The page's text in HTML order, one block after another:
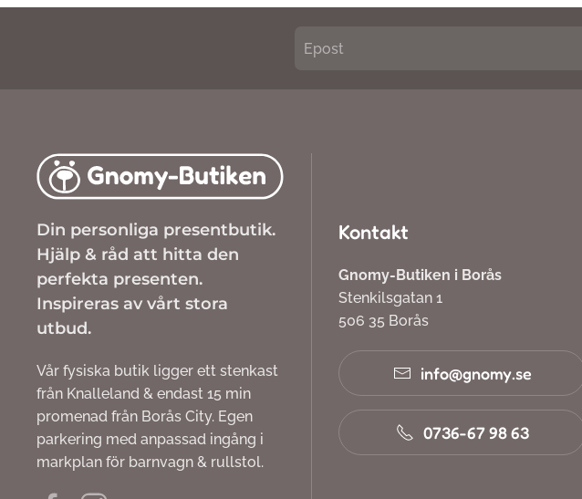
Din personliga presentbutik.
Hjälp & råd att hitta den
perfekta presenten.
Inspireras av vårt stora
utbud.
Vår fysiska butik ligger ett stenkast
från Knalleland & endast 15 min
promenad från Borås City. Egen
parkering med anpassad ingång i
markplan för barnvagn & rullstol.
Kontakt
Gnomy-Butiken i Borås
Stenkilsgatan 1
506 35 Borås
info@gnomy.se
0736-67 98 63